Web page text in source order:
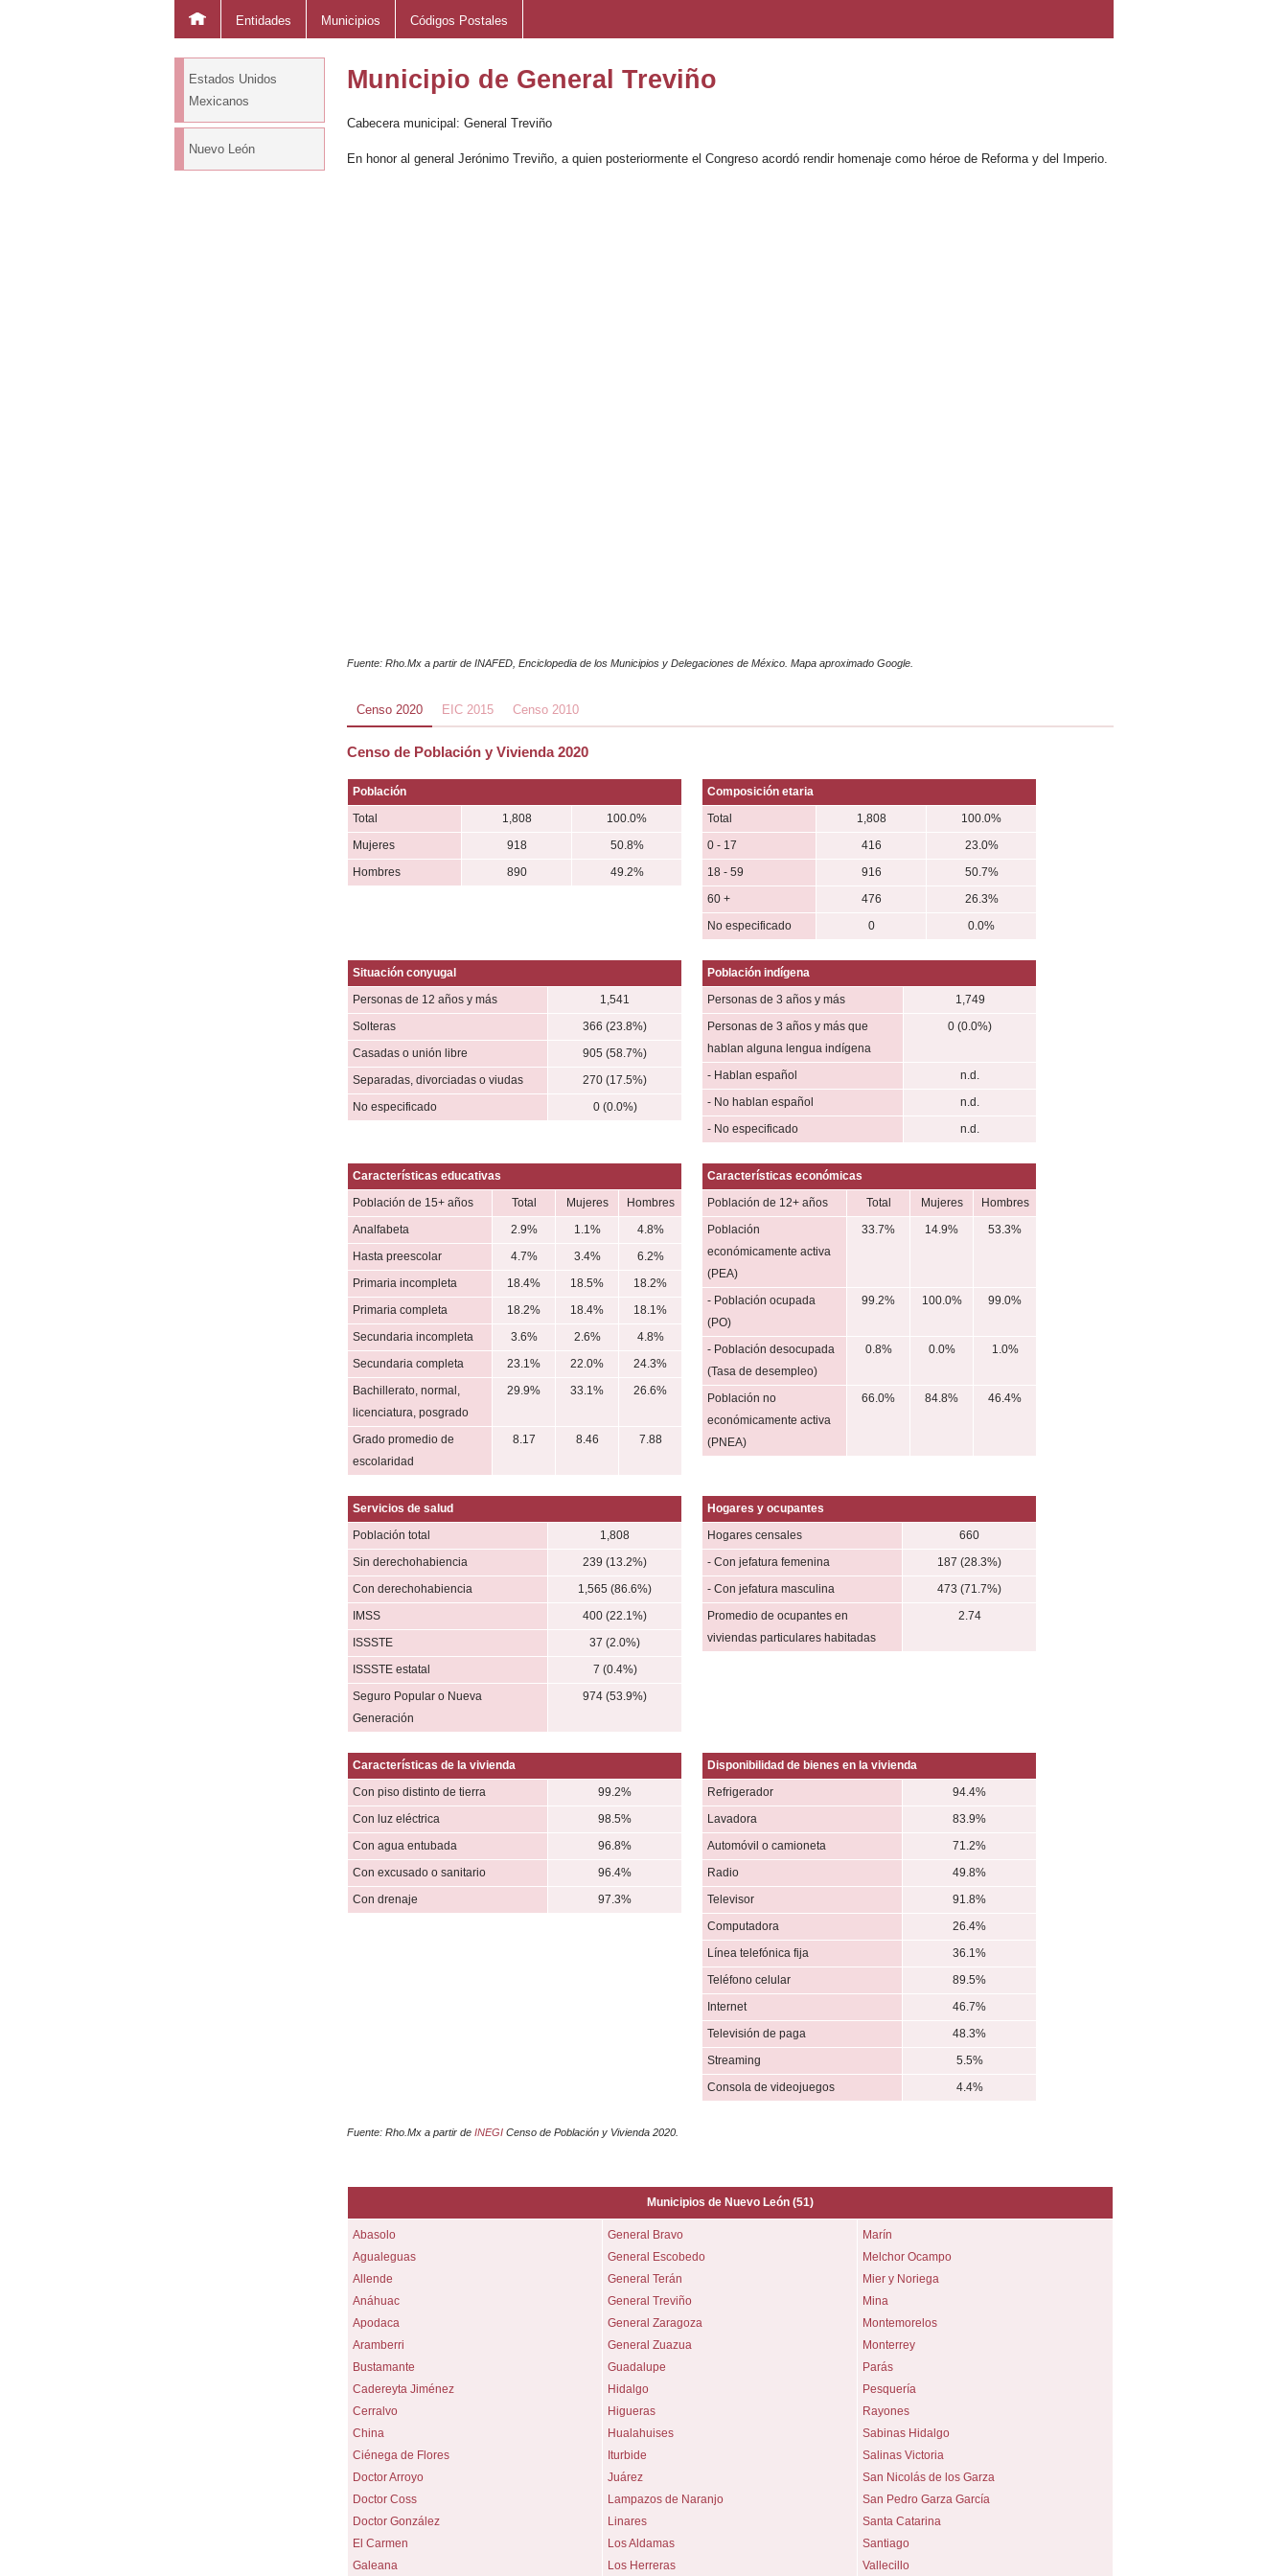
Entidades Municipios Códigos Postales
Estados Unidos
Mexicanos
Nuevo León
Municipio de General Treviño
Cabecera municipal: General Treviño
En honor al general Jerónimo Treviño, a quien posteriormente el Congreso acordó rendir homenaje como héroe de Reforma y del Imperio.
Fuente: Rho.Mx a partir de INAFED, Enciclopedia de los Municipios y Delegaciones de México. Mapa aproximado Google.
Censo 2020 EIC 2015 Censo 2010
Censo de Población y Vivienda 2020
Población
Total
1,808
100.0%
Mujeres
918
50.8%
Hombres
890 49.2%
Composición etaria
Total
1,808
100.0%
0 - 17
416
23.0%
18 - 59
916
50.7%
60 +
476
26.3%
No especificado
0 0.0%
Situación conyugal
Personas de 12 años y más
1,541
Solteras
366 (23.8%)
Casadas o unión libre
905 (58.7%)
Separadas, divorciadas o viudas
270 (17.5%)
No especificado
0 (0.0%)
Población indígena
Personas de 3 años y más
1,749
Personas de 3 años y más que
hablan alguna lengua indígena
0 (0.0%)
- Hablan español
n.d.
- No hablan español
n.d.
- No especificado
n.d.
Características educativas
Población de 15+ años
Total Mujeres
Hombres
Analfabeta
2.9% 1.1%
4.8%
Hasta preescolar
4.7% 3.4%
6.2%
Primaria incompleta
18.4% 18.5%
18.2%
Primaria completa
18.2% 18.4%
18.1%
Secundaria incompleta
3.6% 2.6%
4.8%
Secundaria completa
23.1% 22.0%
24.3%
Bachillerato, normal,
licenciatura, posgrado
29.9% 33.1% 26.6%
Grado promedio de
escolaridad
8.17 8.46 7.88
Características económicas
Población de 12+ años
Total Mujeres
Hombres
Población
económicamente activa
(PEA)
33.7% 14.9% 53.3%
- Población ocupada
(PO)
99.2% 100.0% 99.0%
- Población desocupada
(Tasa de desempleo)
0.8% 0.0% 1.0%
Población no
económicamente activa
(PNEA)
66.0% 84.8% 46.4%
Servicios de salud
Población total
1,808
Sin derechohabiencia
239 (13.2%)
Con derechohabiencia
1,565 (86.6%)
IMSS
400 (22.1%)
ISSSTE
37 (2.0%)
ISSSTE estatal
7 (0.4%)
Seguro Popular o Nueva
Generación
974 (53.9%)
Hogares y ocupantes
Hogares censales
660
- Con jefatura femenina
187 (28.3%)
- Con jefatura masculina
473 (71.7%)
Promedio de ocupantes en
viviendas particulares habitadas
2.74
Características de la vivienda
Con piso distinto de tierra
99.2%
Con luz eléctrica
98.5%
Con agua entubada
96.8%
Con excusado o sanitario
96.4%
Con drenaje
97.3%
Disponibilidad de bienes en la vivienda
Refrigerador
94.4%
Lavadora
83.9%
Automóvil o camioneta
71.2%
Radio
49.8%
Televisor
91.8%
Computadora
26.4%
Línea telefónica fija
36.1%
Teléfono celular
89.5%
Internet
46.7%
Televisión de paga
48.3%
Streaming
5.5%
Consola de videojuegos
4.4%
Fuente: Rho.Mx a partir de INEGI Censo de Población y Vivienda 2020.
Municipios de Nuevo León (51)
Abasolo
Agualeguas
Allende
Anáhuac
Apodaca
Aramberri
Bustamante
Cadereyta Jiménez
Cerralvo
China
Ciénega de Flores
Doctor Arroyo
Doctor Coss
Doctor González
El Carmen
Galeana
General Bravo
General Escobedo
General Terán
General Treviño
General Zaragoza
General Zuazua
Guadalupe
Hidalgo
Higueras
Hualahuises
Iturbide
Juárez
Lampazos de Naranjo
Linares
Los Aldamas
Los Herreras
Marín
Melchor Ocampo
Mier y Noriega
Mina
Montemorelos
Monterrey
Parás
Pesquería
Rayones
Sabinas Hidalgo
Salinas Victoria
San Nicolás de los Garza
San Pedro Garza García
Santa Catarina
Santiago
Vallecillo